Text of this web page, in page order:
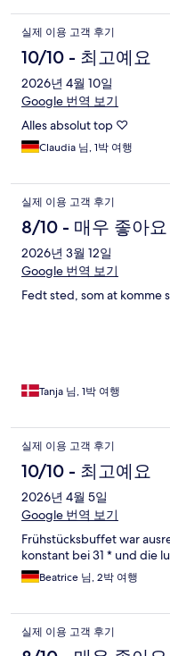
실제 이용 고객 후기
10/10 - 최고예요
2026년 4월 10일
Google 번역 보기
Alles absolut top ♡
Claudia 님, 1박 여행
실제 이용 고객 후기
8/10 - 매우 좋아요
2026년 3월 12일
Google 번역 보기
Fedt sted, som at komme
Tanja 님, 1박 여행
실제 이용 고객 후기
10/10 - 최고예요
2026년 4월 5일
Google 번역 보기
Frühstücksbuffet war
konstant bei 31 * und die
Beatrice 님, 2박 여행
실제 이용 고객 후기